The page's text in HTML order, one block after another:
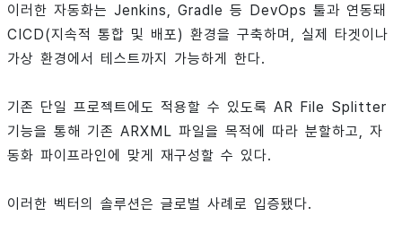
이러한 자동화는 Jenkins, Gradle 등 DevOps 툴과 연동돼
CICD(지속적 통합 및 배포) 환경을 구축하며, 실제 타겟이나
가상 환경에서 테스트까지 가능하게 한다.
기존 단일 프로젝트에도 적용할 수 있도록 AR File Splitter
기능을 통해 기존 ARXML 파일을 목적에 따라 분할하고, 자
동화 파이프라인에 맞게 재구성할 수 있다.
이러한 벡터의 솔루션은 글로벌 사례로 입증됐다.